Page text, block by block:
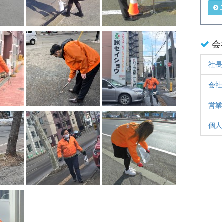
社
会
営
個